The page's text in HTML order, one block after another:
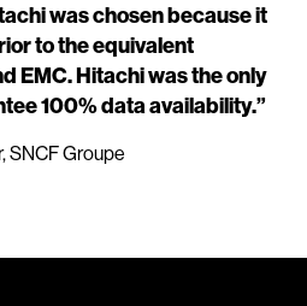
was chosen because it
to the equivalent
EMC. Hitachi was the only
100% data availability.”
SNCF Groupe